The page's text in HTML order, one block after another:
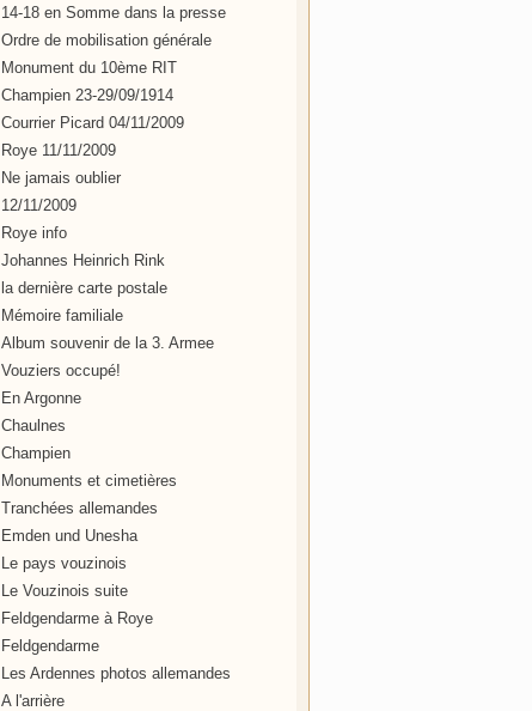
14-18 en Somme dans la presse
Ordre de mobilisation générale
Monument du 10ème RIT
Champien 23-29/09/1914
Courrier Picard 04/11/2009
Roye 11/11/2009
Ne jamais oublier
12/11/2009
Roye info
Johannes Heinrich Rink
la dernière carte postale
Mémoire familiale
Album souvenir de la 3. Armee
Vouziers occupé!
En Argonne
Chaulnes
Champien
Monuments et cimetières
Tranchées allemandes
Emden und Unesha
Le pays vouzinois
Le Vouzinois suite
Feldgendarme à Roye
Feldgendarme
Les Ardennes photos allemandes
A l'arrière